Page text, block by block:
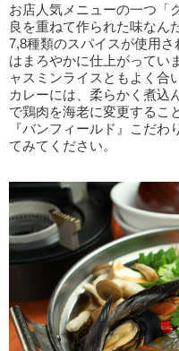
お店人気メニューの一つ「
良を重ねて作られた味なん
7,8種類のスパイスが使用
はまろやかに仕上がってい
ャスミンライスともよく合
カレーには、柔らかく煮込
で鶏肉を海老に変更するこ
『バンフィールド』こだ
てみてください。